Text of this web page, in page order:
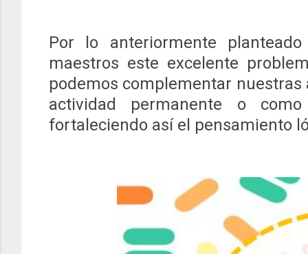
Por lo anteriormente
maestros este excelente
podemos complementar
actividad permanente o
fortaleciendo así el pensamiento